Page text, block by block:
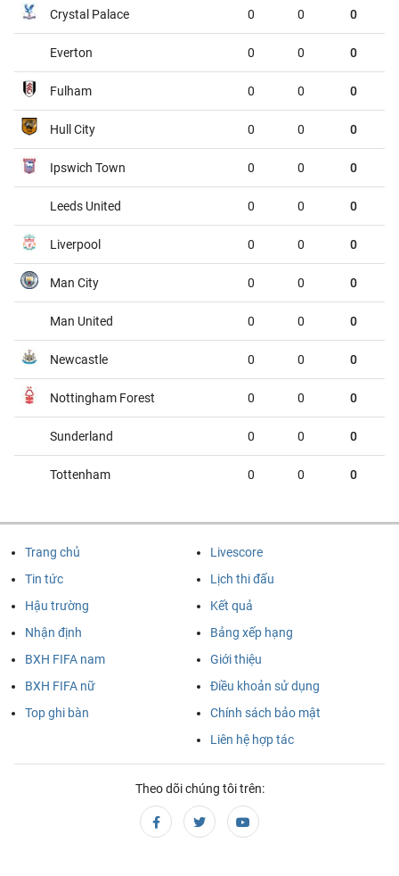
Atletico Tucuman Sarmiento
Deportivo Riestra Estudiantes de la Plata
St.Truiden Lommel
Union St.Gilloise
VĐQG Brazil, Chủ nhật - 09/08
Sao Paulo
VĐQG Bồ Đào Nha, Chủ nhật - 09/08
CF Estrela da Amadora Sporting
VĐQG Argentina, Chủ nhật - 09/08
Tigre 03:00 River Plate
MLS Nhà Nghề Mỹ, Chủ nhật - 09/08
VĐQG Brazil, Chủ nhật - 09/08
04:30 Atletico MG
Boca Juniors 05:15 Velez Sarsfield
VĐQG Brazil, Chủ nhật - 09/08
Coritiba 06:30 Chapecoense AF
Crystal Palace 0 0 0
Everton 0 0 0
Fulham 0 0 0
Hull City 0 0 0
Ipswich Town 0 0 0
Leeds United 0 0 0
Liverpool 0 0 0
Man City 0 0 0
Man United 0 0 0
Newcastle 0 0 0
Nottingham Forest 0 0 0
Sunderland 0 0 0
Tottenham 0 0 0
Trang chủ
Tin tức
Hậu trường
Nhận định
Livescore
Lịch thi đấu
Kết quả
Bảng xếp hạng
BXH FIFA nam
BXH FIFA nữ
Top ghi bàn
Giới thiệu
Điều khoản sử dụng
Chính sách bảo mật
Liên hệ hợp tác
Theo dõi chúng tôi trên: